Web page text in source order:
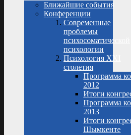
Ближайшие события
Конференции
Современные
проблемы
психосоматической
психологии
Психология XXI
столетия
Программа
2012
Итоги
Программа
2013
Итоги
Шымкенте